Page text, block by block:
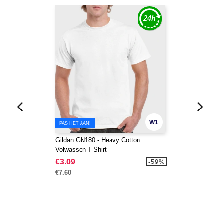
W1
PAS HET AAN!
Gildan GN180 - Heavy Cotton
Volwassen T-Shirt
€3.09
€7.60
-59%